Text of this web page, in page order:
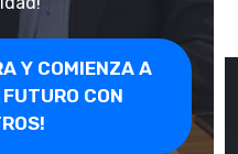
Y COMIENZA A
CON